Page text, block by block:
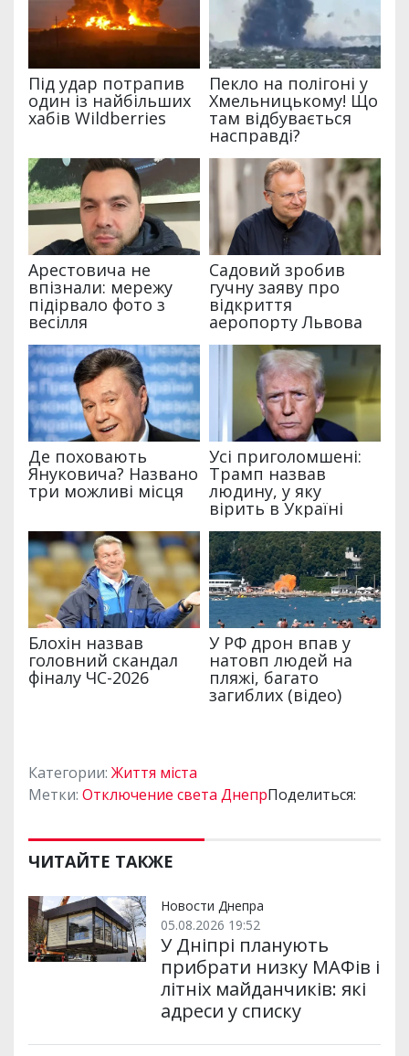
Категории: Життя міста
Метки: Отключение света ДнепрПоделиться:
ЧИТАЙТЕ ТАКЖЕ
Новости Днепра
05.08.2026 19:52
У Дніпрі планують
прибрати низку МАФів і
літніх майданчиків: які
адреси у списку